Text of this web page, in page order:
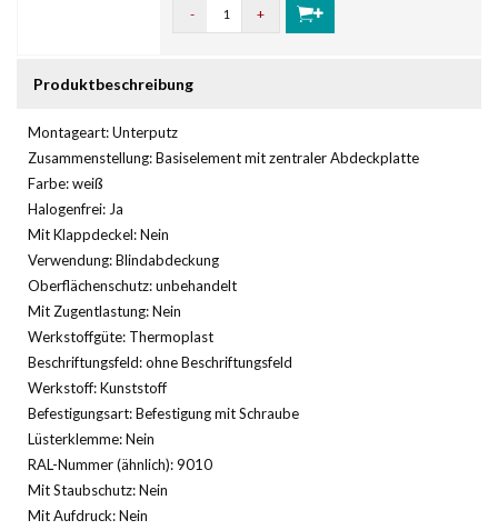
- +
Produktbeschreibung
Montageart: Unterputz
Zusammenstellung: Basiselement mit zentraler Abdeckplatte
Farbe: weiß
Halogenfrei: Ja
Mit Klappdeckel: Nein
Verwendung: Blindabdeckung
Oberflächenschutz: unbehandelt
Mit Zugentlastung: Nein
Werkstoffgüte: Thermoplast
Beschriftungsfeld: ohne Beschriftungsfeld
Werkstoff: Kunststoff
Befestigungsart: Befestigung mit Schraube
Lüsterklemme: Nein
RAL-Nummer (ähnlich): 9010
Mit Staubschutz: Nein
Mit Aufdruck: Nein